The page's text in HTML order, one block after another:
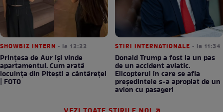
SHOWBIZ INTERN • la 12:22
Prințesa de Aur își vinde
apartamentul. Cum arată
locuința din Pitești a cântăreței
| FOTO
STIRI INTERNATIONALE • la 11:34
Donald Trump a fost la un pas
de un accident aviatic.
Elicopterul în care se afla
președintele s-a apropiat de un
avion cu pasageri